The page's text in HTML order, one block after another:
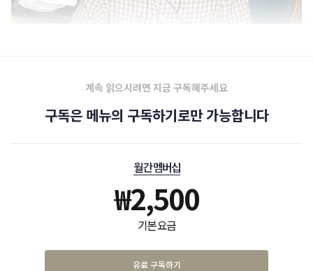
계속 읽으시려면 지금 구독해주세요
구독은 메뉴의 구독하기로만 가능합니다
월간 멤버십
₩2,500
기본 요금
유료 구독하기